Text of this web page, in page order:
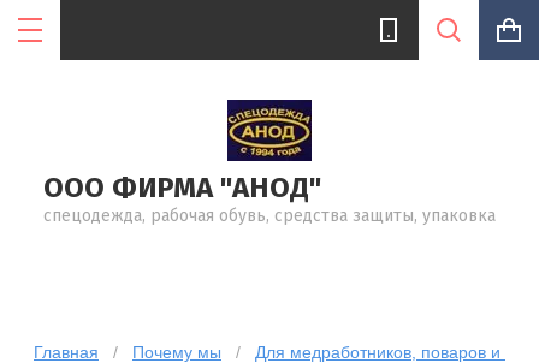
ООО ФИРМА "АНОД"
спецодежда, рабочая обувь, средства защиты, упаковка
Главная
   /
Почему мы
   /
Для медработников, поваров и
Цена (руб.):